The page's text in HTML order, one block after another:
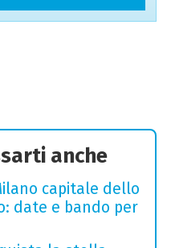
anche
capitale dello
date e bando per